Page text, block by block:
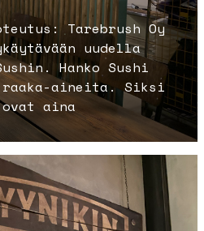
Tarebrush Oy
uudella
Hanko Sushi
aineita. Siksi
aina